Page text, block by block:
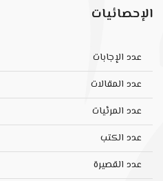
الإحصائيات
عدد الإجابات
عدد المقالات
عدد المرئيات
عدد الكتب
عدد القصيرة